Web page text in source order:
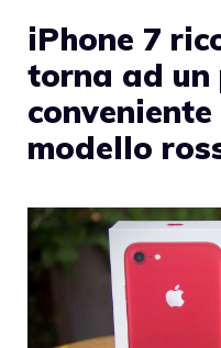
iPhone 7
torna ad un
modello